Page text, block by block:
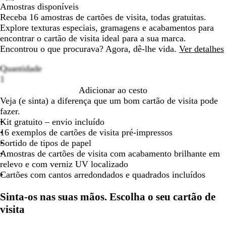
para
fazer
zoom
de
deslocar
fazer
zoom
e
para
deslocar
fazer
zoom
as
para
deslocar
e
as
teclas
2
opiniões
Amostras disponíveis
Receba 16 amostras de cartões de visita, todas gratuitas.
Explore texturas especiais, gramagens e acabamentos para
encontrar o cartão de visita ideal para a sua marca.
Encontrou o que procurava? Agora, dê-lhe vida. Ver detalhes
options
Quantidade
1
Adicionar ao cesto
Veja (e sinta) a diferença que um bom cartão de visita pode
fazer.
Kit gratuito – envio incluído
16 exemplos de cartões de visita pré-impressos
Sortido de tipos de papel
Amostras de cartões de visita com acabamento brilhante em
relevo e com verniz UV localizado
Cartões com cantos arredondados e quadrados incluídos
Sinta-os nas suas mãos. Escolha o seu cartão de
visita